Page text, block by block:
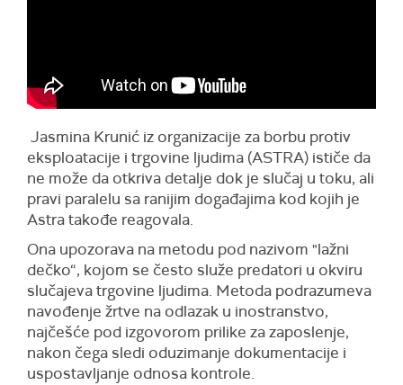
Jasmina Krunić iz organizacije za borbu protiv
eksploatacije i trgovine ljudima (ASTRA) ističe da
ne može da otkriva detalje dok je slučaj u toku, ali
pravi paralelu sa ranijim događajima kod kojih je
Astra takođe reagovala.
Ona upozorava na metodu pod nazivom "lažni
dečko“, kojom se često služe predatori u okviru
slučajeva trgovine ljudima. Metoda podrazumeva
navođenje žrtve na odlazak u inostranstvo,
najčešće pod izgovorom prilike za zaposlenje,
nakon čega sledi oduzimanje dokumentacije i
uspostavljanje odnosa kontrole.